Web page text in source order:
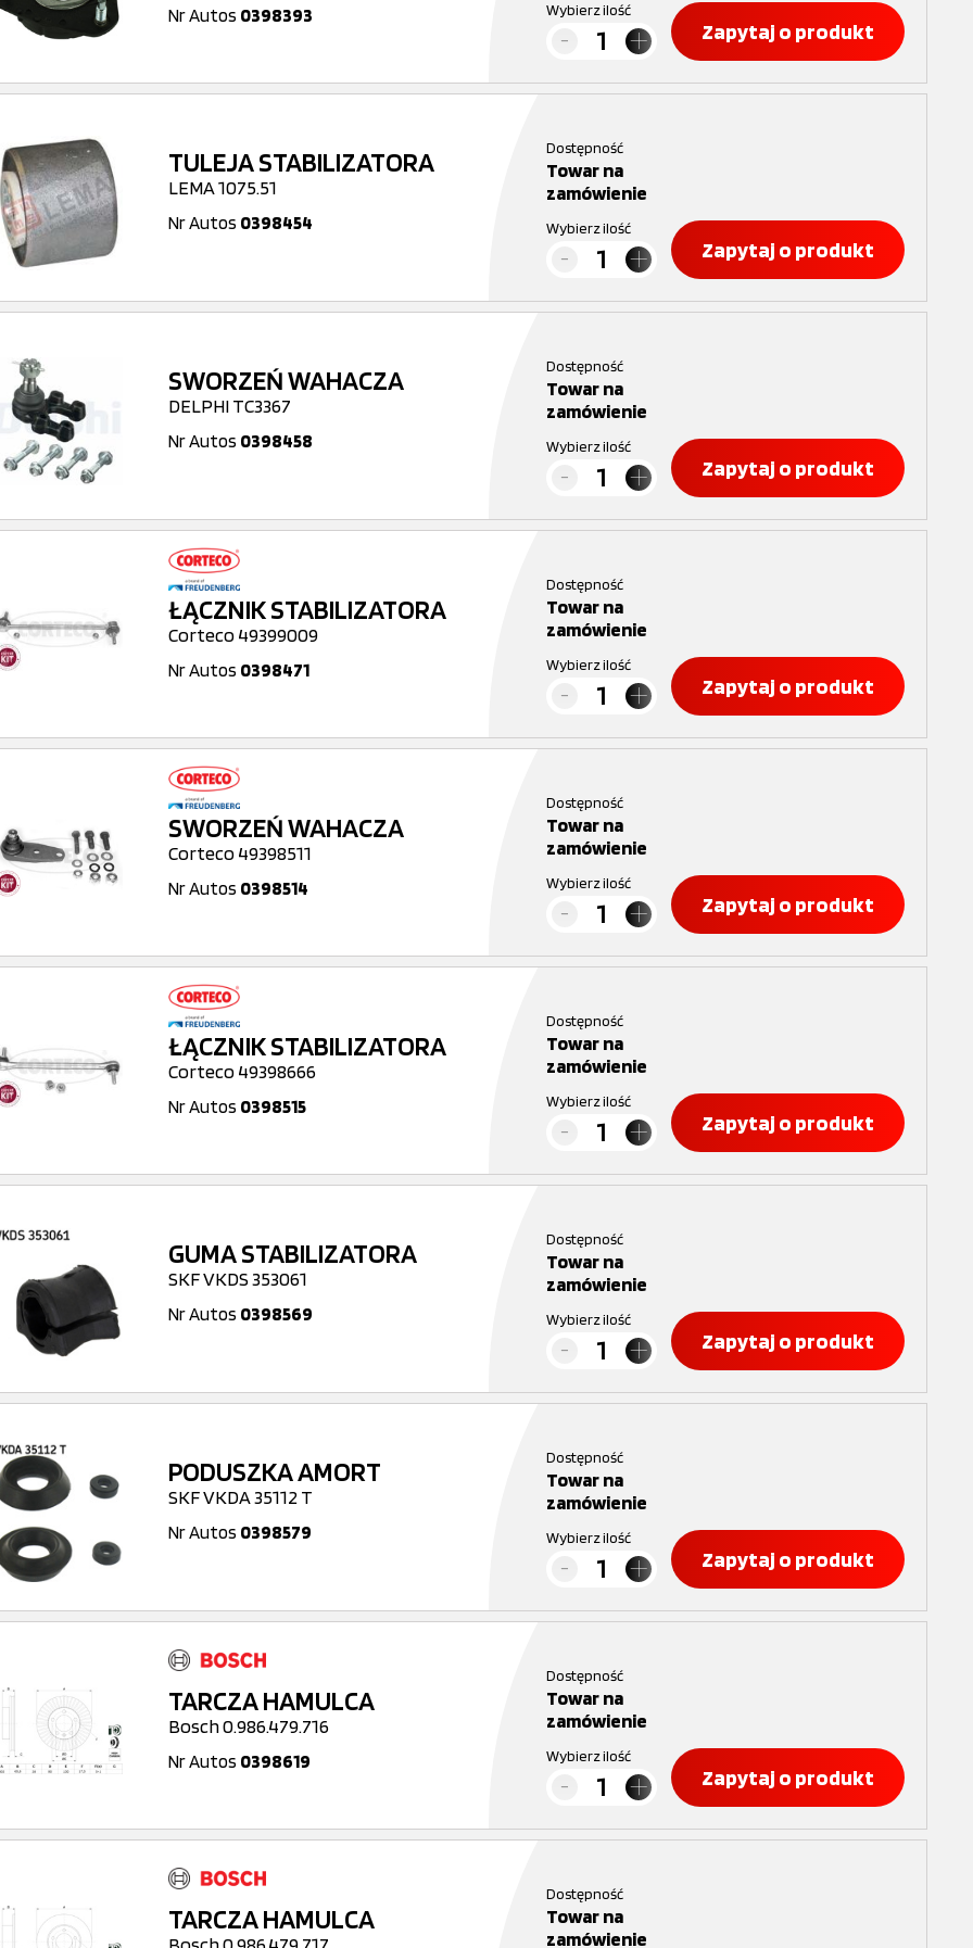
Nr Autos 0398393 Wybierz ilość
Zapytaj o produkt
TULEJA STABILIZATORA
LEMA 1075.51
Nr Autos 0398454
Dostępność
Towar na
zamówienie
Wybierz ilość
Zapytaj o produkt
SWORZEŃ WAHACZA
DELPHI TC3367
Nr Autos 0398458
Dostępność
Towar na
zamówienie
Wybierz ilość
Zapytaj o produkt
ŁĄCZNIK STABILIZATORA
Corteco 49399009
Nr Autos 0398471
Dostępność
Towar na
zamówienie
Wybierz ilość
Zapytaj o produkt
SWORZEŃ WAHACZA
Corteco 49398511
Nr Autos 0398514
Dostępność
Towar na
zamówienie
Wybierz ilość
Zapytaj o produkt
ŁĄCZNIK STABILIZATORA
Corteco 49398666
Nr Autos 0398515
Dostępność
Towar na
zamówienie
Wybierz ilość
Zapytaj o produkt
GUMA STABILIZATORA
SKF VKDS 353061
Nr Autos 0398569
Dostępność
Towar na
zamówienie
Wybierz ilość
Zapytaj o produkt
PODUSZKA AMORT
SKF VKDA 35112 T
Nr Autos 0398579
Dostępność
Towar na
zamówienie
Wybierz ilość
Zapytaj o produkt
TARCZA HAMULCA
Bosch 0.986.479.716
Nr Autos 0398619
Dostępność
Towar na
zamówienie
Wybierz ilość
Zapytaj o produkt
TARCZA HAMULCA
Dostępność
Towar na
zamówienie